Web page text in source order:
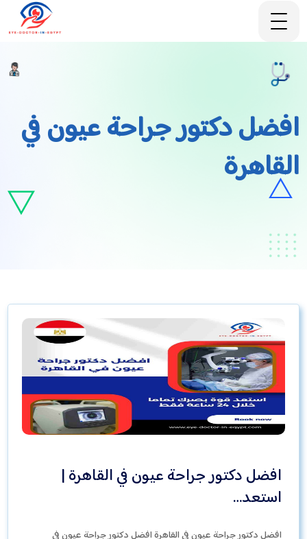
افضل دكتور جراحة عيون في
القاهرة
افضل دكتور جراحة عيون في القاهرة |
استعد…
افضل دكتور جراحة عيون في القاهرة افضل دكتور جراحة عيون في